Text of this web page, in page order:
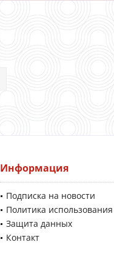
Информация
Подписка на новости
Политика
Защита данных
Контакт